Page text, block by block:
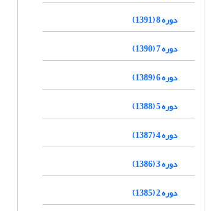
دوره 8 (1391)
دوره 7 (1390)
دوره 6 (1389)
دوره 5 (1388)
دوره 4 (1387)
دوره 3 (1386)
دوره 2 (1385)